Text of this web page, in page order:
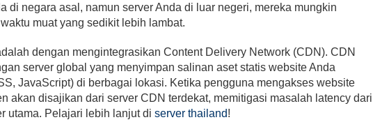
di negara asal, namun server Anda di luar negeri, mereka mungkin
muat yang sedikit lebih lambat.
dengan mengintegrasikan Content Delivery Network (CDN). CDN
server global yang menyimpan salinan aset statis website Anda
JavaScript) di berbagai lokasi. Ketika pengguna mengakses website
akan disajikan dari server CDN terdekat, memitigasi masalah latency dari
utama. Pelajari lebih lanjut di server thailand!